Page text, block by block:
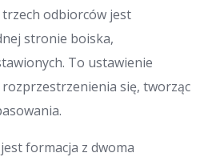
odbiorców jest
stronie boiska,
To ustawienie
się, tworząc
formacja z dwoma